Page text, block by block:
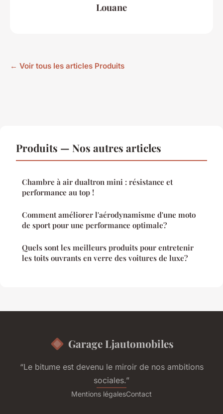
Louane
← Voir tous les articles Produits
Produits — Nos autres articles
Chambre à air dualtron mini : résistance et
performance au top !
Comment améliorer l'aérodynamisme d'une moto
de sport pour une performance optimale?
Quels sont les meilleurs produits pour entretenir
les toits ouvrants en verre des voitures de luxe?
Garage Ljautomobiles
“Le bitume est devenu le miroir de nos ambitions
sociales.”
Mentions légalesContact